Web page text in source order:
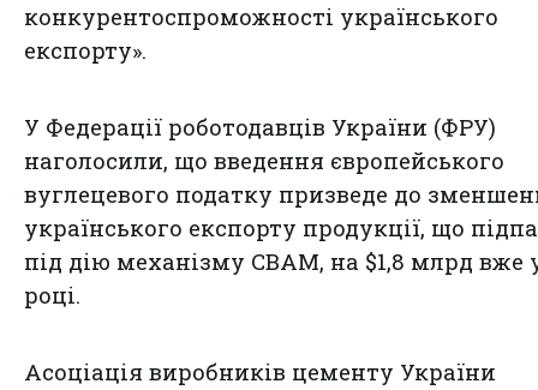
конкурентоспроможності українського
експорту».
У Федерації роботодавців України (ФРУ)
наголосили, що введення європейського
вуглецевого податку призведе до
українського експорту продукції, що
під дію механізму CBAM, на $1,8 млрд вже
році.
Асоціація виробників цементу України